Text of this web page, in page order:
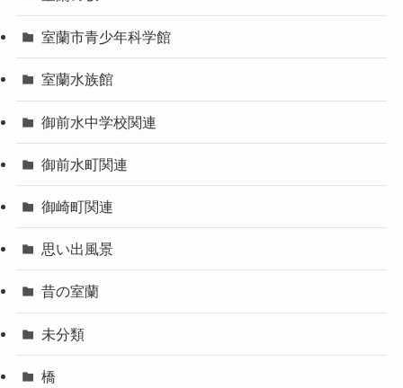
室蘭市青少年科学館
室蘭水族館
御前水中学校関連
御前水町関連
御崎町関連
思い出風景
昔の室蘭
未分類
橋